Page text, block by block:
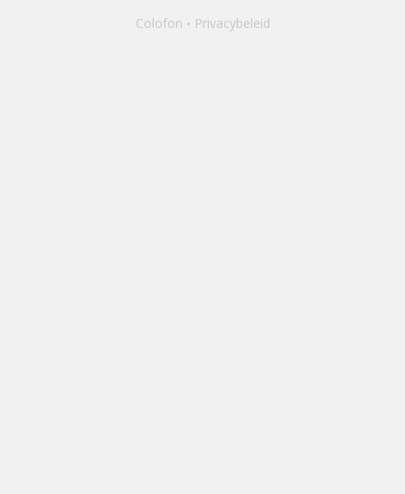
Colofon Privacybeleid